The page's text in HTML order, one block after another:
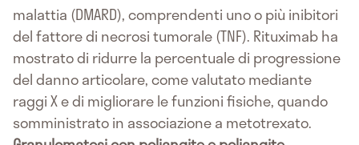
malattia (DMARD), comprendenti uno o più inibitori
del fattore di necrosi tumorale (TNF). Rituximab ha
mostrato di ridurre la percentuale di progressione
del danno articolare, come valutato mediante
raggi X e di migliorare le funzioni fisiche, quando
somministrato in associazione a metotrexato.